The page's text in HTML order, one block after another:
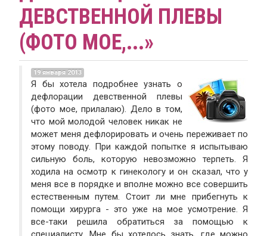
ДЕВСТВЕННОЙ ПЛЕВЫ
(ФОТО МОЕ,...»
19 января 2013
Я бы хотела подробнее узнать о
дефлорации девственной плевы
(фото мое, прилалаю). Дело в том,
что мой молодой человек никак не
может меня дефлорировать и очень переживает по
этому поводу. При каждой попытке я испытываю
сильную боль, которую невозможно терпеть. Я
ходила на осмотр к гинекологу и он сказал, что у
меня все в порядке и вполне можно все совершить
естественным путем. Стоит ли мне прибегнуть к
помощи хирурга - это уже на мое усмотрение. Я
все-таки решила обратиться за помощью к